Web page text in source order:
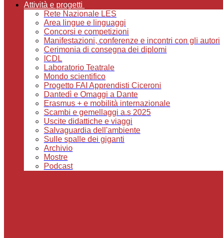
Attività e progetti
Rete Nazionale LES
Area lingue e linguaggi
Concorsi e competizioni
Manifestazioni, conferenze e incontri con gli autori
Cerimonia di consegna dei diplomi
ICDL
Laboratorio Teatrale
Mondo scientifico
Progetto FAI Apprendisti Ciceroni
Dantedì e Omaggi a Dante
Erasmus + e mobilità internazionale
Scambi e gemellaggi a.s 2025
Uscite didattiche e viaggi
Salvaguardia dell'ambiente
Sulle spalle dei giganti
Archivio
Mostre
Podcast